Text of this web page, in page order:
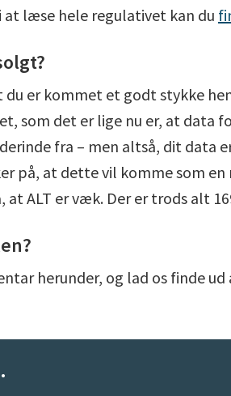
at læse hele regulativet kan du
er kommet et godt stykke
som det er lige nu er, at data
fra – men altså, dit data
på, at dette vil komme som
at ALT er væk. Der er trods alt
herunder, og lad os finde